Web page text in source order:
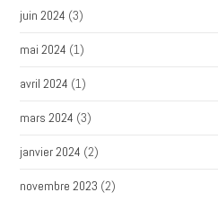
juin 2024 (3)
mai 2024 (1)
avril 2024 (1)
mars 2024 (3)
janvier 2024 (2)
novembre 2023 (2)